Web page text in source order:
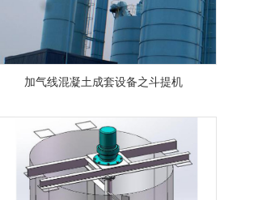
加气线混凝土成套设备之斗提机